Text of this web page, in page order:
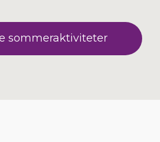
sommeraktiviteter